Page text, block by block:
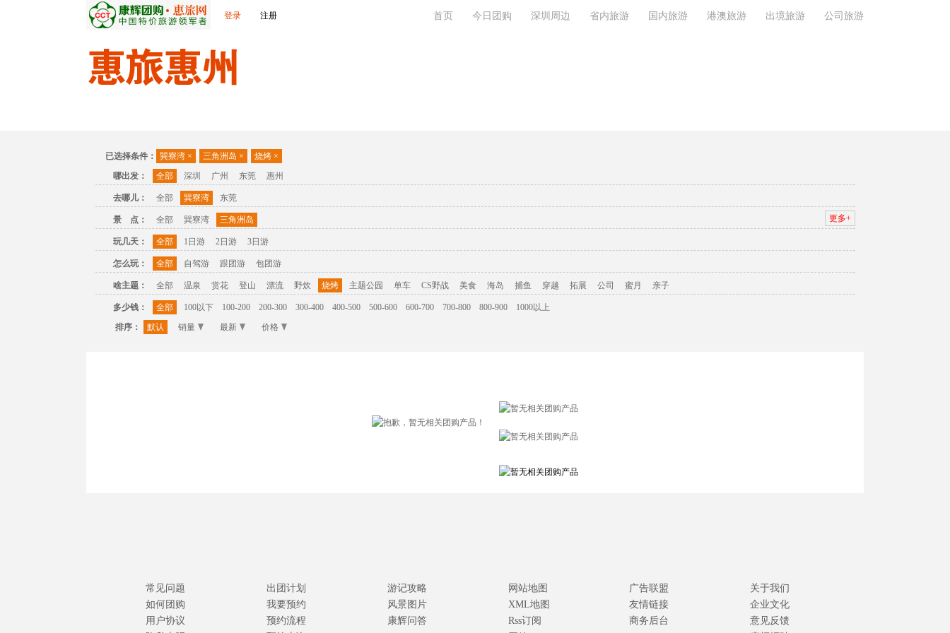
登录 注册 首页 今日团购 深圳周边 省内旅游 国内旅游 港澳旅游 出境旅游 公司旅游
已选择条件： 巽寮湾 × 三角洲岛 × 烧烤 ×
哪出发：
全部 深圳 广州 东莞 惠州
去哪儿： 全部 巽寮湾 东莞
景 点： 全部 巽寮湾 三角洲岛 更多+
玩几天： 全部 1日游 2日游 3日游
怎么玩： 全部 自驾游 跟团游 包团游
啥主题： 全部 温泉 赏花 登山 漂流 野炊 烧烤 主题公园 单车 CS野战 美食 海岛 捕鱼 穿越 拓展 公司 蜜月 亲子
多少钱： 全部 100以下 100-200 200-300 300-400 400-500 500-600 600-700 700-800 800-900
1000以上
排序：
默认 销量 最新 价格
常见问题
如何团购
用户协议
出团计划
我要预约
预约流程
游记攻略
风景图片
康辉问答
网站地图
XML地图
Rss订阅
广告联盟
友情链接
商务后台
关于我们
企业文化
意见反馈